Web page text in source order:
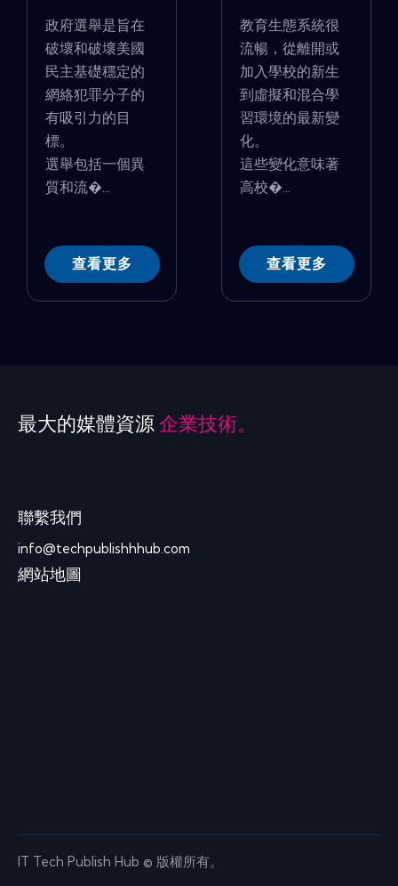
政府選舉是旨在
破壞和破壞美國
民主基礎穩定的
網絡犯罪分子的
有吸引力的目
標。
選舉包括一個異
質和流�...
查看更多
教育生態系統很
流暢，從離開或
加入學校的新生
到虛擬和混合學
習環境的最新變
化。
這些變化意味著
高校�...
查看更多
最大的媒體資源 企業技術。
聯繫我們
info@techpublishhhub.com
網站地圖
IT Tech Publish Hub © 版權所有。